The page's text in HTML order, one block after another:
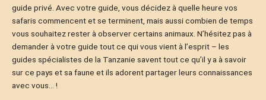
guide privé. Avec votre guide, vous décidez à quelle heure vos
safaris commencent et se terminent, mais aussi combien de temps
vous souhaitez rester à observer certains animaux. N’hésitez pas à
demander à votre guide tout ce qui vous vient à l’esprit – les
guides spécialistes de la Tanzanie savent tout ce qu’il y a à savoir
sur ce pays et sa faune et ils adorent partager leurs connaissances
avec vous… !